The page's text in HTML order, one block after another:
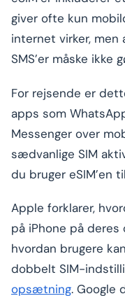
giver ofte kun
internet virker, men
SMS’er måske ikke
For rejsende er
apps som
Messenger over
sædvanlige SIM
du bruger eSIM’en
Apple forklarer,
på iPhone på
hvordan brugere
dobbelt SIM-
opsætning. Google